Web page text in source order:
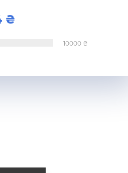
10000